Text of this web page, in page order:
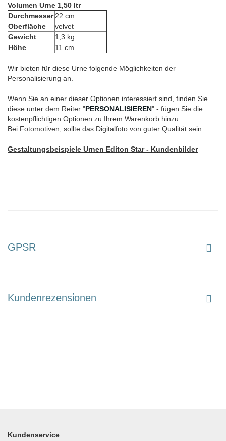
Volumen Urne 1,50 ltr
Durchmesser22 cm
Oberfläche
velvet
Gewicht
1,3 kg
Höhe
11 cm
Wir bieten für diese Urne folgende Möglichkeiten der
Personalisierung an.
Wenn Sie an einer dieser Optionen interessiert sind, finden Sie
diese unter dem Reiter "PERSONALISIEREN" - fügen Sie die
kostenpflichtigen Optionen zu Ihrem Warenkorb hinzu.
Bei Fotomotiven, sollte das Digitalfoto von guter Qualität sein.
Gestaltungsbeispiele Urnen Editon Star - Kundenbilder
GPSR
Kundenrezensionen
Kundenservice